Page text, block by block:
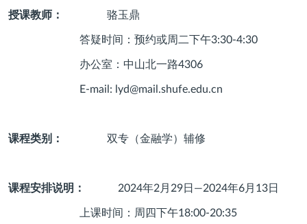
授课教师： 骆玉鼎
答疑时间：预约或周二下午3:30-4:30
办公室：中山北一路4306
E-mail: lyd@mail.shufe.edu.cn
课程类别： 双专（金融学）辅修
课程安排说明： 2024年2月 29日—2024年6月 13日
上课时间：周四下午18:00-20:35